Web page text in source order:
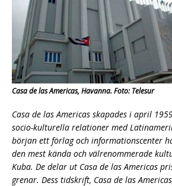
Casa de las Americas, Havanna. Foto: Telesur
Casa de las Americas skapades i april
socio-kulturella relationer med
början ett förlag och informationscenter
den mest kända och välrenommerade
Kuba. De delar ut Casa de las Americas
grenar. Dess tidskrift, Casa de las